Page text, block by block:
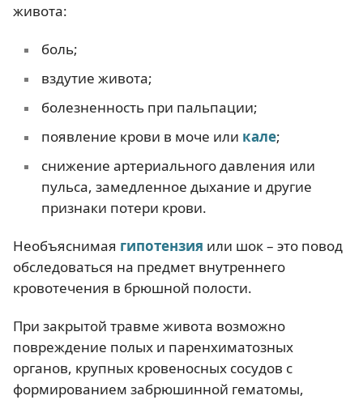
живота:
боль;
вздутие живота;
болезненность при пальпации;
появление крови в моче или кале;
снижение артериального давления или
пульса, замедленное дыхание и другие
признаки потери крови.
Необъяснимая гипотензия или шок – это повод
обследоваться на предмет внутреннего
кровотечения в брюшной полости.
При закрытой травме живота возможно
повреждение полых и паренхиматозных
органов, крупных кровеносных сосудов с
формированием забрюшинной гематомы,